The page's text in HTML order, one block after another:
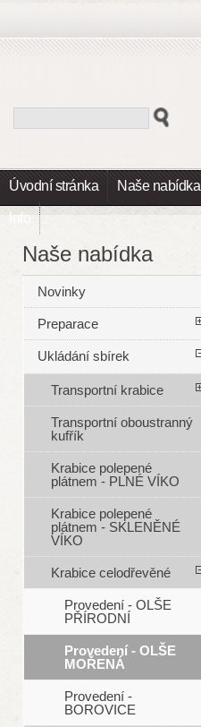
Úvodní stránka Naše nabídka
Info
Naše nabídka
Novinky
Preparace
Ukládání sbírek
Transportní krabice
Transportní oboustranný
kufřík
Krabice polepené
plátnem - PLNÉ VÍKO
Krabice polepené
plátnem - SKLENĚNÉ
VÍKO
Krabice celodřevěné
Provedení - OLŠE
PŘÍRODNÍ
Provedení - OLŠE
MOŘENÁ
Provedení -
BOROVICE